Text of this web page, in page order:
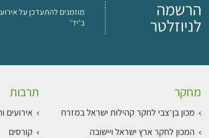
הרשמה
לניוזלטר
מוזמנים להתעדכן על
ב'יד'
מחקר
מכון בן־צבי לחקר קהילות ישראל במזרח
המכון לחקר ארץ ישראל ויישובה
תרבות
אירועים
קורסים